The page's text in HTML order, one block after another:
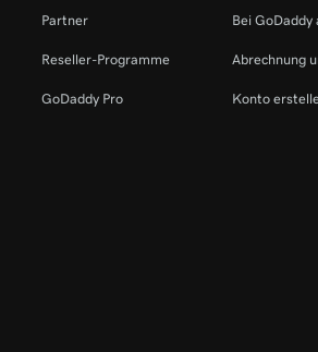
Partner
Reseller-Programme
GoDaddy Pro
Bei GoDaddy
Abrechnung
Konto